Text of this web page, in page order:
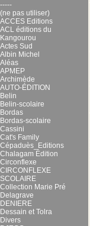
-----
(ne pas utiliser)
ACCES Editions
ACL éditions du
Kangourou
Actes Sud
Albin Michel
Aléas
APMEP
Archimède
AUTO-ÉDITION
Belin
Belin-scolaire
Bordas
Bordas-scolaire
Cassini
Cat's Family
Cépaduès_Editions
Chalagam Édition
Circonflexe
CIRCONFLEXE
SCOLAIRE
Collection Marie Pré
Delagrave
DENIERE
Dessain et Tolra
Divers